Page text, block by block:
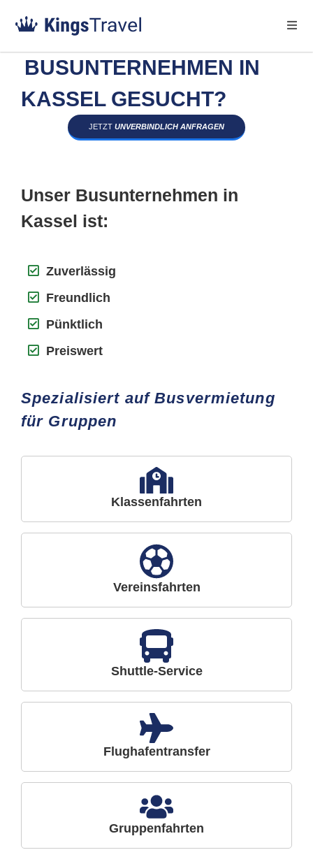
BUSUNTERNEHMEN IN
KASSEL GESUCHT?
JETZT UNVERBINDLICH ANFRAGEN
Unser Busunternehmen in
Kassel ist:
Zuverlässig
Freundlich
Pünktlich
Preiswert
Spezialisiert auf Busvermietung
für Gruppen
Klassenfahrten
Vereinsfahrten
Shuttle-Service
Flughafentransfer
Gruppenfahrten